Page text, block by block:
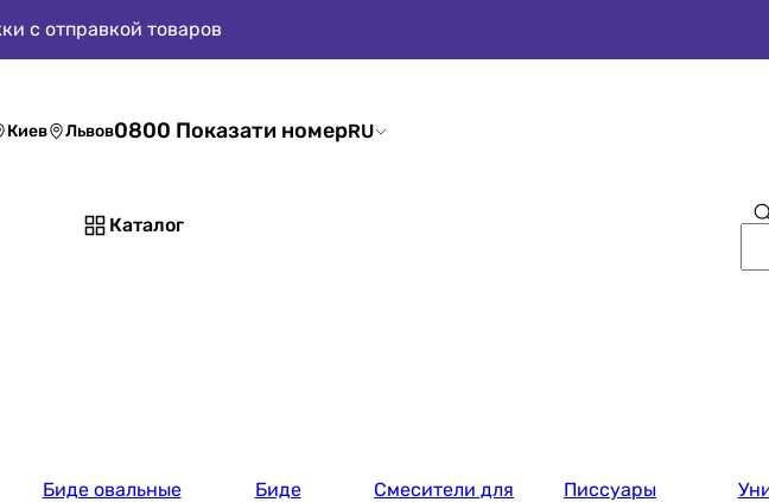
с отправкой товаров
Киев Львов0800 Показати номерRU
Каталог
Биде овальные
Биде
Смесители для
Писсуары